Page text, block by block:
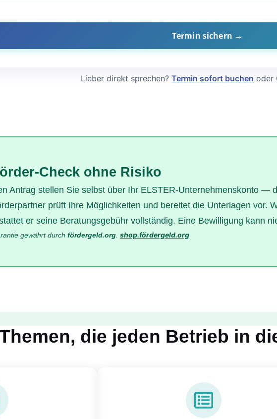
Termin sichern →
Lieber direkt sprechen? Termin sofort buchen oder
Check ohne Risiko
Antrag stellen Sie selbst über Ihr ELSTER-Unternehmenskonto —
prüft Ihre Möglichkeiten und bereitet die Unterlagen vor.
er seine Beratungsgebühr vollständig. Eine Bewilligung kann
gewährt durch fördergeld.org. shop.fördergeld.org
die jeden Betrieb in